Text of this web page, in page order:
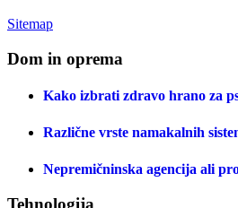
Sitemap
Dom in oprema
Kako izbrati zdravo hrano za
Različne vrste namakalnih
Nepremičninska agencija ali